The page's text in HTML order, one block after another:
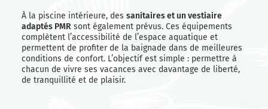
À la piscine intérieure, des sanitaires et un vestiaire
adaptés PMRsont également prévus. Ces équipements
complètent l’accessibilité de l’espace aquatique et
permettent de profiter de la baignade dans de meilleures
conditions de confort. L’objectif est simple : permettre à
chacun de vivre ses vacances avec davantage de liberté,
de tranquillité et de plaisir.